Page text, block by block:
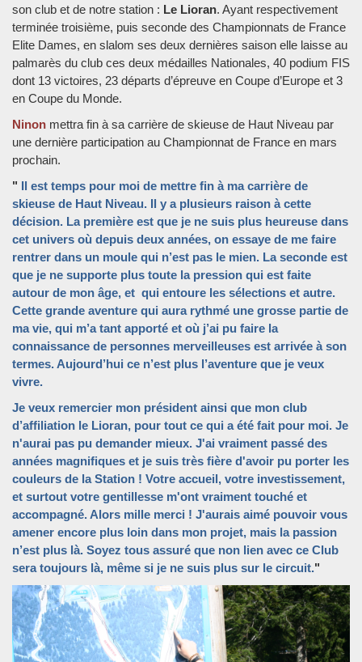
son club et de notre station : Le Lioran. Ayant respectivement
terminée troisième, puis seconde des Championnats de France
Elite Dames, en slalom ses deux dernières saison elle laisse au
palmarès du club ces deux médailles Nationales, 40 podium FIS
dont 13 victoires, 23 départs d’épreuve en Coupe d’Europe et 3
en Coupe du Monde.
Ninon mettra fin à sa carrière de skieuse de Haut Niveau par
une dernière participation au Championnat de France en mars
prochain.
" Il est temps pour moi de mettre fin à ma carrière de
skieuse de Haut Niveau. Il y a plusieurs raison à cette
décision. La première est que je ne suis plus heureuse dans
cet univers où depuis deux années, on essaye de me faire
rentrer dans un moule qui n’est pas le mien. La seconde est
que je ne supporte plus toute la pression qui est faite
autour de mon âge, et qui entoure les sélections et autre.
Cette grande aventure qui aura rythmé une grosse partie de
ma vie, qui m’a tant apporté et où j’ai pu faire la
connaissance de personnes merveilleuses est arrivée à son
termes. Aujourd’hui ce n’est plus l’aventure que je veux
vivre.
Je veux remercier mon président ainsi que mon club
d’affiliation le Lioran, pour tout ce qui a été fait pour moi. Je
n'aurai pas pu demander mieux. J'ai vraiment passé des
années magnifiques et je suis très fière d'avoir pu porter les
couleurs de la Station ! Votre accueil, votre investissement,
et surtout votre gentillesse m'ont vraiment touché et
accompagné. Alors mille merci ! J'aurais aimé pouvoir vous
amener encore plus loin dans mon projet, mais la passion
n’est plus là. Soyez tous assuré que non lien avec ce Club
sera toujours là, même si je ne suis plus sur le circuit."